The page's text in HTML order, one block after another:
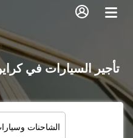
تأجير السيارات في
الشاحنات